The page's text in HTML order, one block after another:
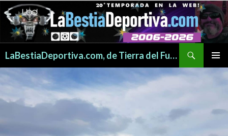
LaBestiaDeportiva.com, de Tierra del Fuego para todo el mundo
AL
CONTENIDO